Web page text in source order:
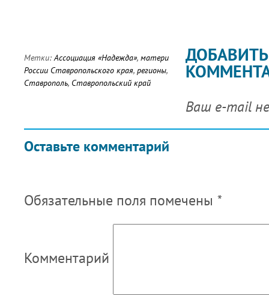
Метки:Ассоциация «Надежда», матери
России Ставропольского края, регионы,
Ставрополь, Ставропольский край
Оставьте комментарий
ДОБАВИТЬ
Ваш e-mail
Обязательные поля помечены *
Комментарий